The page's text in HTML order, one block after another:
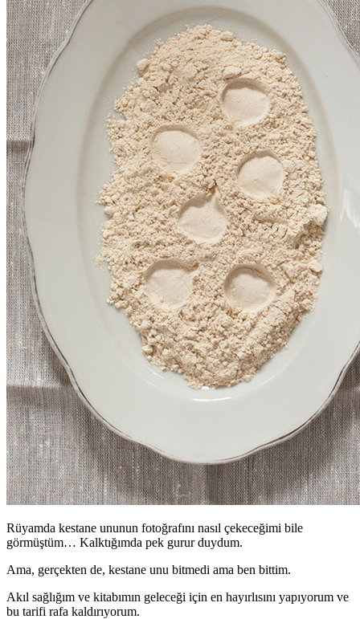
Rüyamda kestane ununun fotoğrafını nasıl çekeceğimi bile
görmüştüm… Kalktığımda pek gurur duydum.
Ama, gerçekten de, kestane unu bitmedi ama ben bittim.
Akıl sağlığım ve kitabımın geleceği için en hayırlısını yapıyorum ve
bu tarifi rafa kaldırıyorum.